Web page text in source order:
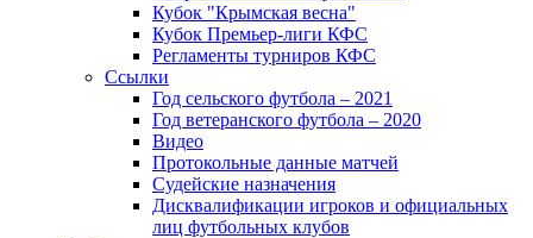
Кубок "Крымская весна"
Кубок Премьер-лиги КФС
Регламенты турниров КФС
Ссылки
Год сельского футбола – 2021
Год ветеранского футбола – 2020
Видео
Протокольные данные матчей
Судейские назначения
Дисквалификации игроков и официальных
лиц футбольных клубов